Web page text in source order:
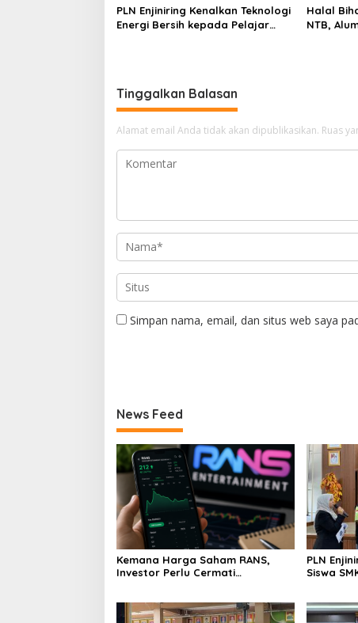
PLN Enjiniring Kenalkan Teknologi
Energi Bersih kepada Pelajar
Halal
NTB,
Tinggalkan Balasan
Alamat email Anda tidak akan dipublikasikan. Ruas
Simpan nama, email, dan situs web saya
News Feed
Kemana Harga Saham RANS,
Investor Perlu Cermati
PLN
Siswa SMK tentang